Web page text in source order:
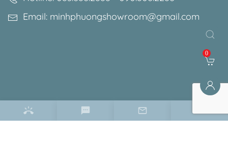
Email: minhphuongshowroom@gmail.com
0